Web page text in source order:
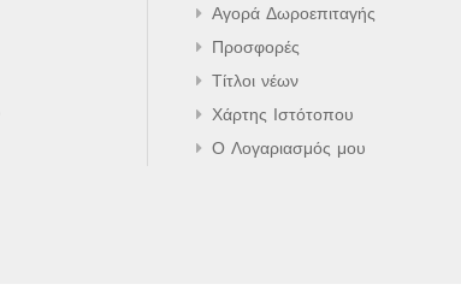
Αγορά Δωροεπιταγής
Προσφορές
Τίτλοι νέων
Χάρτης Ιστότοπου
Ο Λογαριασμός μου